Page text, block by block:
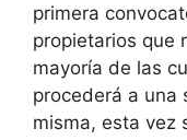
primera
propietarios que
mayoría de las
procederá a una
misma, esta vez